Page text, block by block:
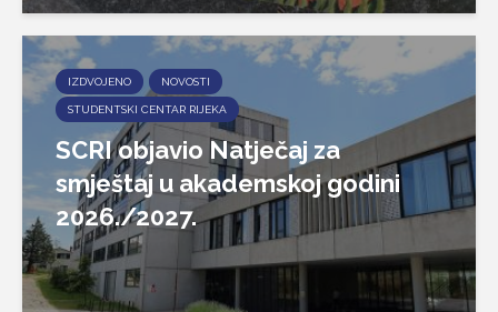
IZDVOJENO NOVOSTI
STUDENTSKI CENTAR RIJEKA
SCRI objavio Natječaj za
smještaj u akademskoj godini
2026./2027.